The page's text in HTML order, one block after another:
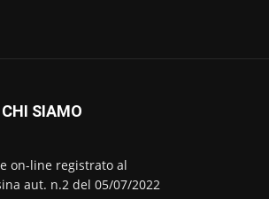
CHI SIAMO
on-line registrato al
aut. n.2 del 05/07/2022